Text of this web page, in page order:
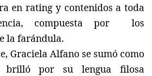
en rating y contenidos a toda
compuesta por los
la farándula.
Graciela Alfano se sumó como
brilló por su lengua filosa